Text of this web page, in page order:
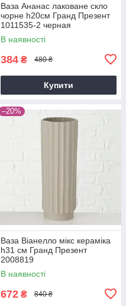
Ваза Ананас лаковане скло
чорне h20см Гранд Презент
1011535-2 черная
В наявності
384 ₴ 480 ₴
Купити
–20%
Ваза Віанелло мікс кераміка
h31 см Гранд Презент
2008819
В наявності
672 ₴ 840 ₴